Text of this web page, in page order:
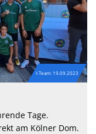
I-Team: 19.09.2023
Tage.
am Kölner Dom.